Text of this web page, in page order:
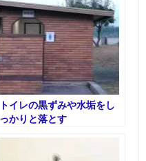
トイレの黒ずみや水垢をし
っかりと落とす